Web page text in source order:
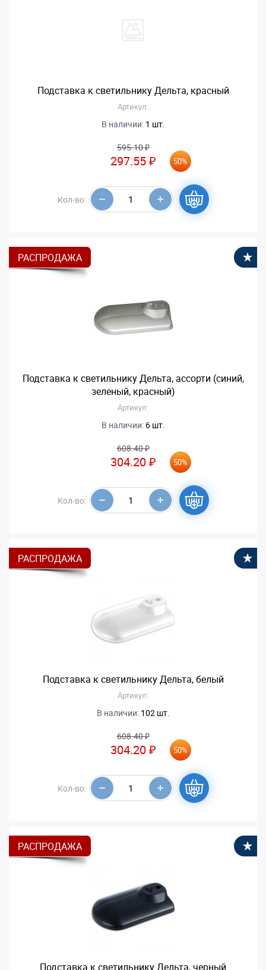
Подставка к светильнику Дельта, красный
Артикул:
В наличии: 1 шт.
595.10 ₽
297.55 ₽ 50%
Кол-во:
РАСПРОДАЖА
Подставка к светильнику Дельта, ассорти (синий,
зеленый, красный)
Артикул:
В наличии: 6 шт.
608.40 ₽
304.20 ₽ 50%
Кол-во:
РАСПРОДАЖА
Подставка к светильнику Дельта, белый
Артикул:
В наличии: 102 шт.
608.40 ₽
304.20 ₽ 50%
Кол-во:
РАСПРОДАЖА
Подставка к светильнику Дельта, черный